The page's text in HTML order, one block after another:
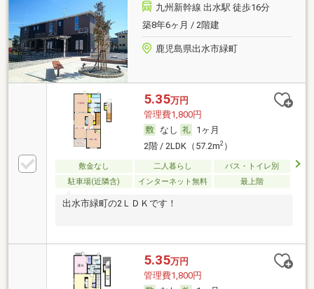
九州新幹線 出水駅 徒歩16分
築8年6ヶ月 / 2階建
鹿児島県出水市緑町
5.35万円
管理費1,800円
なし
1ヶ月
2階 / 2LDK（57.2m2）
敷金なし 二人暮らし
バス・トイレ別
駐車場(近隣含)
インターネット無料 最上階
出水市緑町の2ＬＤＫです！
5.35万円
管理費1,800円